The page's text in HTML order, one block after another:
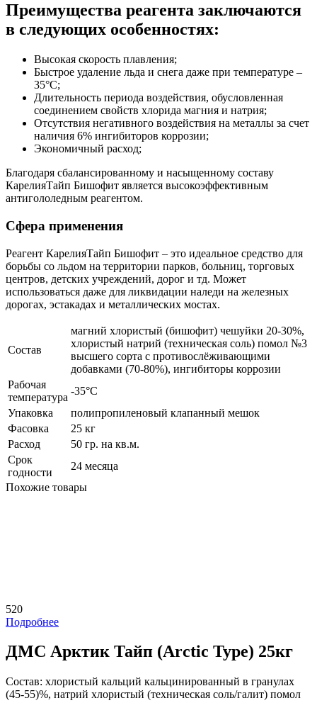
Преимущества реагента заключаются
в следующих особенностях:
Высокая скорость плавления;
Быстрое удаление льда и снега даже при температуре –
35°C;
Длительность периода воздействия, обусловленная
соединением свойств хлорида магния и натрия;
Отсутствия негативного воздействия на металлы за счет
наличия 6% ингибиторов коррозии;
Экономичный расход;
Благодаря сбалансированному и насыщенному составу
КарелияТайп Бишофит является высокоэффективным
антигололедным реагентом.
Сфера применения
Реагент КарелияТайп Бишофит – это идеальное средство для
борьбы со льдом на территории парков, больниц, торговых
центров, детских учреждений, дорог и тд. Может
использоваться даже для ликвидации наледи на железных
дорогах, эстакадах и металлических мостах.
Состав
магний хлористый (бишофит) чешуйки 20-30%,
хлористый натрий (техническая соль) помол №3
высшего сорта с противослёживающими
добавками (70-80%), ингибиторы коррозии
Рабочая
температура
-35°C
Упаковка
полипропиленовый клапанный мешок
Фасовка
25 кг
Расход
50 гр. на кв.м.
Срок
годности
24 месяца
Похожие товары
520
Подробнее
ДМС Арктик Тайп (Arctic Type) 25кг
Состав: хлористый кальций кальцинированный в гранулах
(45-55)%, натрий хлористый (техническая соль/галит) помол